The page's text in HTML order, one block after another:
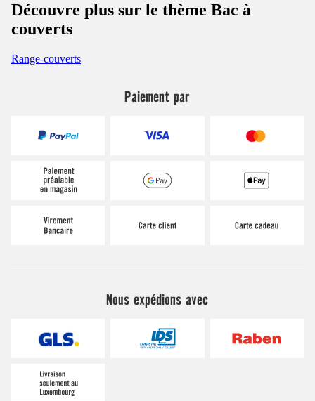
Découvre plus sur le thème Bac à
couverts
Range-couverts
Paiement par
Nous expédions avec